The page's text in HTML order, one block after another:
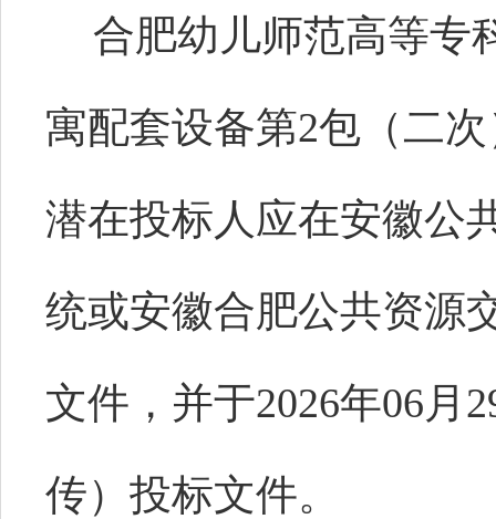
合肥幼儿师范高等专
寓配套设备第2包（二
潜在投标人应在安徽公
统或安徽合肥公共资源
文件，并于2026年06月
传）投标文件。